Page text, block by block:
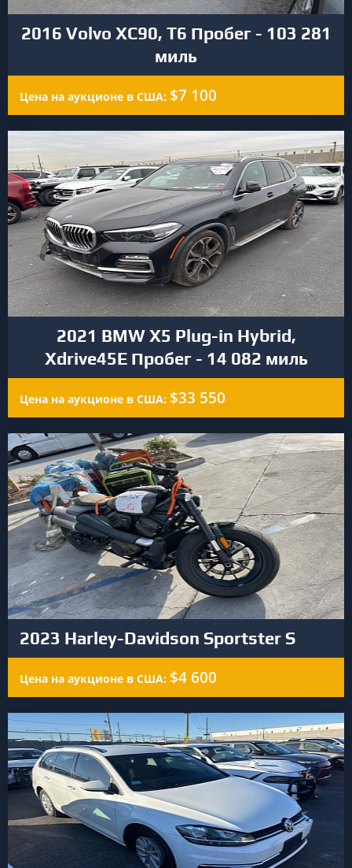
2016 Volvo XC90, T6 Пробег - 103 281
миль
Цена на аукционе в США: $7 100
2021 BMW X5 Plug-in Hybrid,
Xdrive45E Пробег - 14 082 миль
Цена на аукционе в США: $33 550
2023 Harley-Davidson Sportster S
Цена на аукционе в США: $4 600